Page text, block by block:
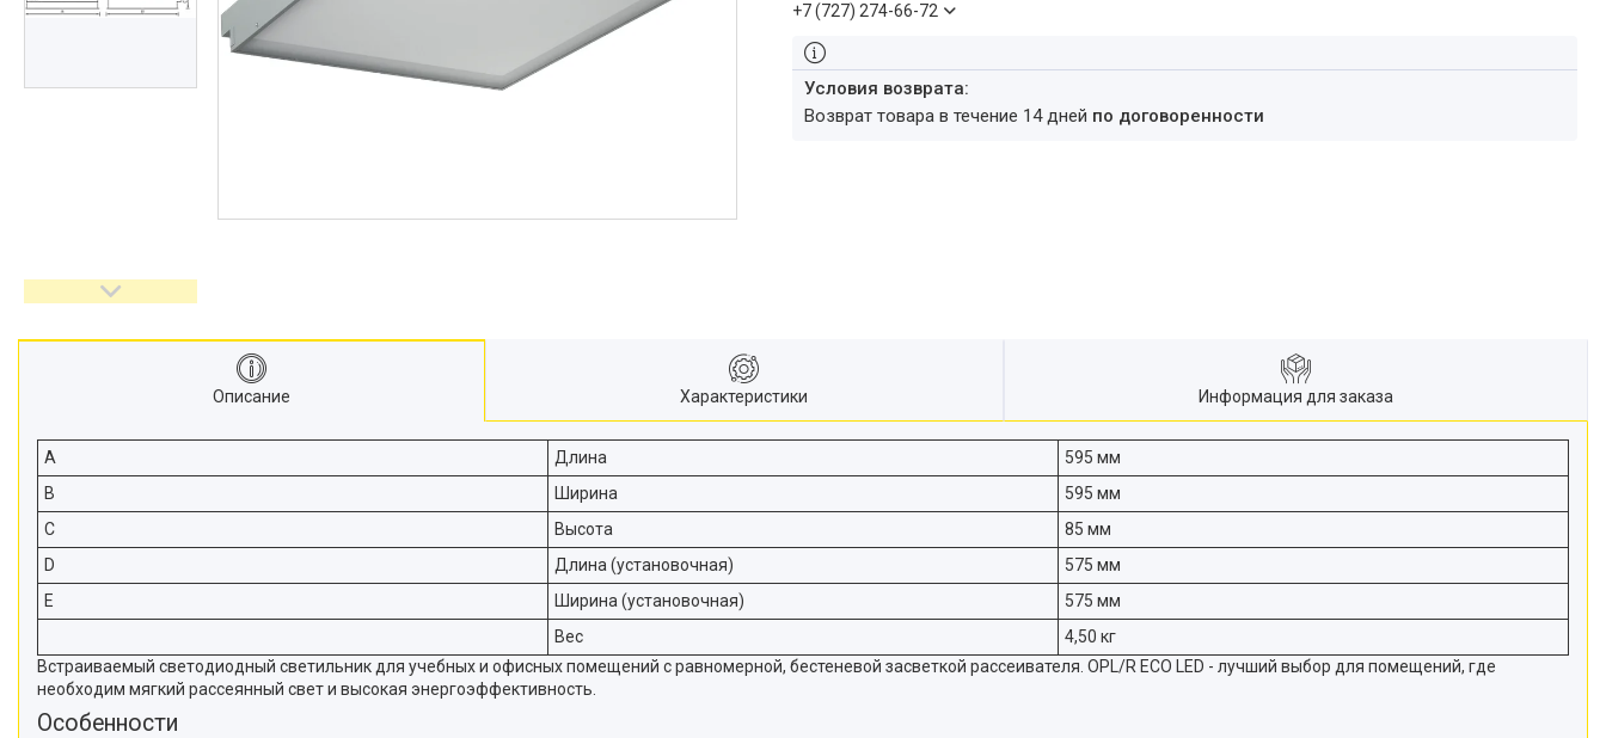
+7 (727) 274-66-72
возврат товара в течение 14 дней по договоренности
Описание Характеристики Информация для заказа
A Длина
595 мм
B
Ширина
595 мм
C
Высота
85 мм
D
Длина (установочная)
575 мм
E
Ширина (установочная)
575 мм
Вес
4,50 кг
Встраиваемый светодиодный светильник для учебных и офисных помещений с равномерной, бестеневой засветкой рассеивателя. OPL/R ECO LED - лучший выбор для помещений, где
необходим мягкий рассеянный свет и высокая энергоэффективность.
Особенности